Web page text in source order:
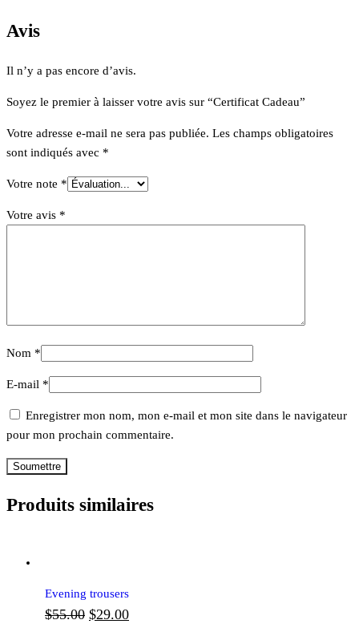
Avis
Il n’y a pas encore d’avis.
Soyez le premier à laisser votre avis sur “Certificat Cadeau”
Votre adresse e-mail ne sera pas publiée. Les champs obligatoires
sont indiqués avec *
Votre note *
Votre avis *
Nom *
E-mail *
Enregistrer mon nom, mon e-mail et mon site dans le navigateur
pour mon prochain commentaire.
Produits similaires
Evening trousers
$55.00 Le
$29.00Le